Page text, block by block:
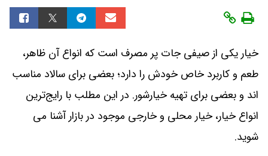
خیار یکی از صیفی‌ جات پر مصرف است که انواع آن ظاهر،
طعم و کاربرد خاص خودش را دارد؛ بعضی برای سالاد مناسب‌
اند و بعضی برای تهیه خیارشور. در این مطلب با رایج‌ترین
انواع خیار، خیار محلی و خارجی موجود در بازار آشنا می
شوید.